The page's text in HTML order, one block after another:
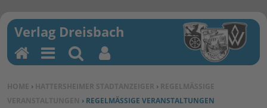
SIE BEFINDEN SICH HIER:
HOME › HATTERSHEIMER STADTANZEIGER › REGELMÄSSIGE V
ERANSTALTUNGEN
› REGELMÄSSIGE VERANSTALTUNGEN
H
o
m
M
en
u
Su
ch
en
Be
nu
tz